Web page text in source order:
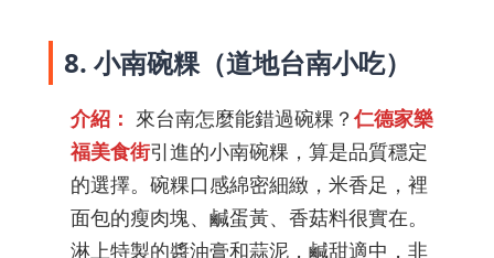
8. 小南碗粿（道地台南小吃）
介紹： 來台南怎麼能錯過碗粿？仁德家樂
福美食街引進的小南碗粿，算是品質穩定
的選擇。碗粿口感綿密細緻，米香足，裡
面包的瘦肉塊、鹹蛋黃、香菇料很實在。
淋上特製的醬油膏和蒜泥，鹹甜適中，非